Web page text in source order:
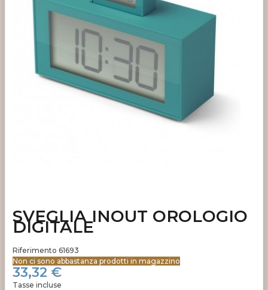
SVEGLIA INOUT OROLOGIO
DIGITALE
Riferimento 61693
Non ci sono abbastanza prodotti in magazzino
33,32 €
Tasse incluse